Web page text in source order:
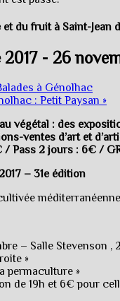
et du fruit à Saint-Jean
- 26
à Génolhac
: Petit Paysan »
végétal : des
ventes d’art et
/ Pass 2 jours : 6€ /
– 31e édition
– Salle Stevenson
»
permaculture »
de 19h et 6€ pour